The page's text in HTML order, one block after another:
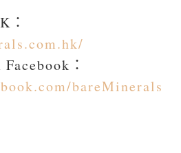
：
：
bareMinerals